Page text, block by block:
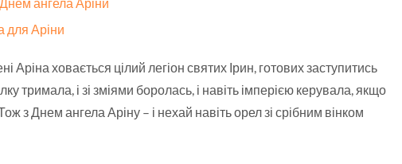
для Аріни
Аріна ховається цілий легіон святих Ірин, готових заступитись
тримала, і зі зміями боролась, і навіть імперією керувала, якщо
з Днем ангела Аріну – і нехай навіть орел зі срібним вінком